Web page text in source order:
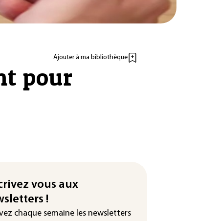
Ajouter à ma bibliothèque
pour
vous aux
!
chaque semaine les newsletters